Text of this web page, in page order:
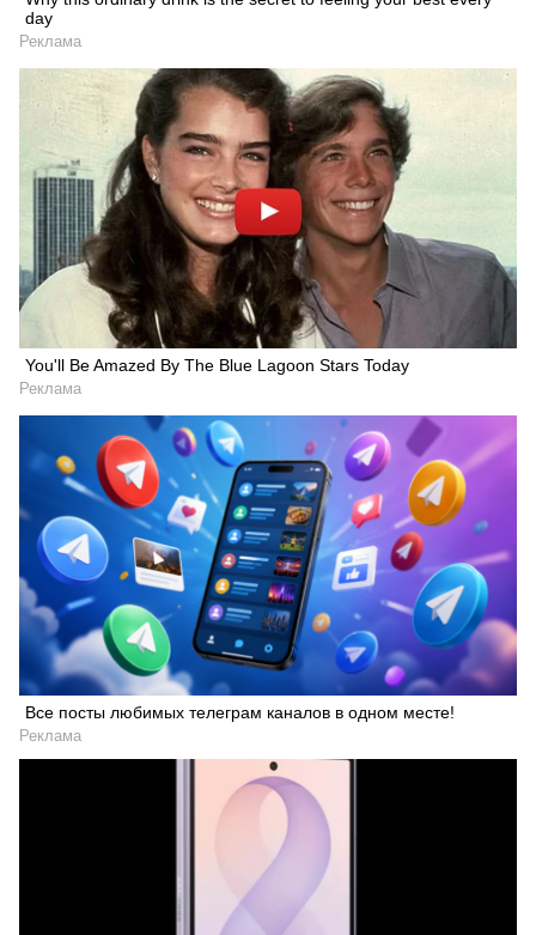
Искать
day
Реклама
You'll Be Amazed By The Blue Lagoon Stars Today
Реклама
Все посты любимых телеграм каналов в одном месте!
Реклама